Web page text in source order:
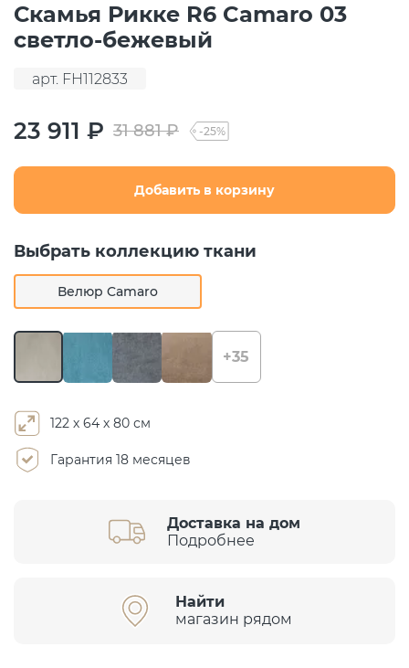
Скамья Рикке R6 Camaro 03
светло-бежевый
арт. FH112833
23 911 ₽ 31 881 ₽ -25%
Добавить в корзину
Выбрать коллекцию ткани
Велюр Camaro
+35
122 х 64 х 80 см
Гарантия 18 месяцев
Доставка на дом
Подробнее
Найти
магазин рядом